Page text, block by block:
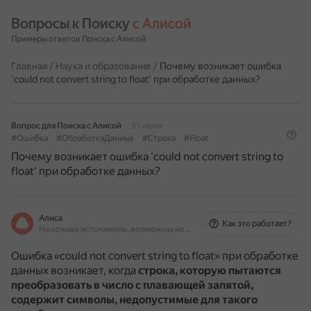
Вопросы к Поиску с Алисой
Примеры ответов Поиска с Алисой
Главная / Наука и образование / Почему возникает ошибка
'could not convert string to float' при обработке данных?
Вопрос для Поиска с Алисой
31 июля
#Ошибка
#ОбработкаДанных #Строка #Float
Почему возникает ошибка 'could not convert string to
float' при обработке данных?
Алиса
На основе источников, возможны неточности
Как это работает?
Ошибка «could not convert string to float» при обработке
данных возникает, когдастрока, которую пытаются
преобразовать в число с плавающей запятой,
содержит символы, недопустимые для такого